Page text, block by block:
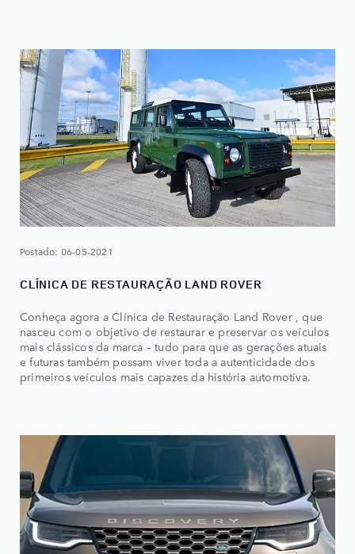
Postado: 06-05-2021
CLÍNICA DE RESTAURAÇÃO LAND ROVER
Conheça agora a Clínica de Restauração Land Rover , que
nasceu com o objetivo de restaurar e preservar os veículos
mais clássicos da marca – tudo para que as gerações atuais
e futuras também possam viver toda a autenticidade dos
primeiros veículos mais capazes da história automotiva.